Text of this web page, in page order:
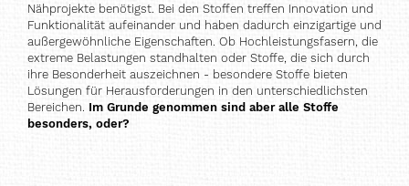
Nähprojekte benötigst. Bei den Stoffen treffen Innovation und
Funktionalität aufeinander und haben dadurch einzigartige und
außergewöhnliche Eigenschaften. Ob Hochleistungsfasern, die
extreme Belastungen standhalten oder Stoffe, die sich durch
ihre Besonderheit auszeichnen - besondere Stoffe bieten
Lösungen für Herausforderungen in den unterschiedlichsten
Bereichen. Im Grunde genommen sind aber alle Stoffe
besonders, oder?